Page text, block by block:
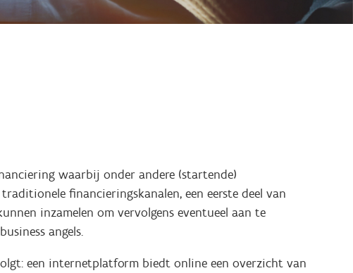
waarbij onder andere (startende)
financieringskanalen, een eerste deel van
inzamelen om vervolgens eventueel aan te
angels.
een internetplatform biedt online een overzicht van